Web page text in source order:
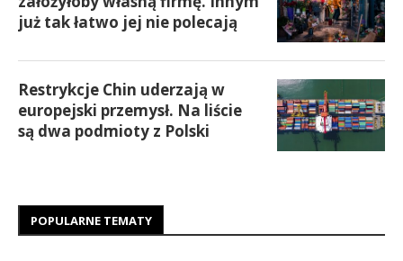
już tak łatwo jej nie polecają
Restrykcje Chin uderzają w
europejski przemysł. Na liście
są dwa podmioty z Polski
POPULARNE TEMATY